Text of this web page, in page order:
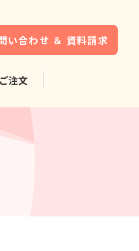
い合わせ ＆ 資料請求
ご注文